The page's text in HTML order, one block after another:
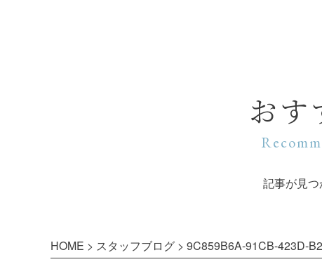
おす
記事が見つ
HOME > スタッフブログ > 9C859B6A-91CB-423D-